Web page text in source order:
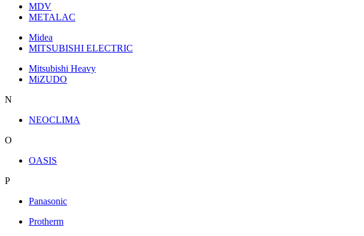
MDV
METALAC
Midea
MITSUBISHI ELECTRIC
Mitsubishi Heavy
MiZUDO
N
NEOCLIMA
O
OASIS
P
Panasonic
Protherm